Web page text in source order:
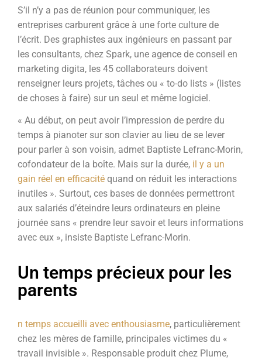
S’il n’y a pas de réunion pour communiquer, les
entreprises carburent grâce à une forte culture de
l’écrit. Des graphistes aux ingénieurs en passant par
les consultants, chez Spark, une agence de conseil en
marketing digita, les 45 collaborateurs doivent
renseigner leurs projets, tâches ou « to-do lists » (listes
de choses à faire) sur un seul et même logiciel.
« Au début, on peut avoir l’impression de perdre du
temps à pianoter sur son clavier au lieu de se lever
pour parler à son voisin, admet Baptiste Lefranc-Morin,
cofondateur de la boîte. Mais sur la durée, il y a un
gain réel en efficacité quand on réduit les interactions
inutiles ». Surtout, ces bases de données permettront
aux salariés d’éteindre leurs ordinateurs en pleine
journée sans « prendre leur savoir et leurs informations
avec eux », insiste Baptiste Lefranc-Morin.
Un temps précieux pour les
parents
n temps accueilli avec enthousiasme, particulièrement
chez les mères de famille, principales victimes du «
travail invisible ». Responsable produit chez Plume,